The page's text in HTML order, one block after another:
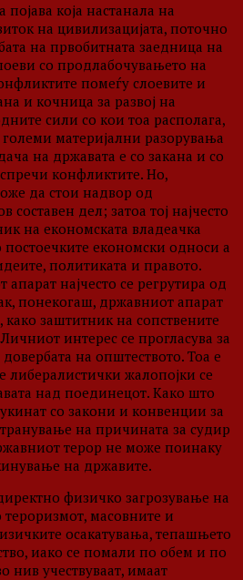
која настанала на
на цивилизацијата, поточно
на првобитната заедница на
со продлабочувањето на
помеѓу слоевите и
и кочница за развој на
сили со кои тоа располага,
големи материјални разорувања
на државата е со закана и со
конфликтите. Но,
да стои надвор од
составен дел; затоа тој најчесто
на економската владеачка
постоечките економски односи а
политиката и правото.
најчесто се регрутира од
понекогаш, државниот апарат
како заштитник на сопствените
интерес се прогласува за
на општеството. Тоа е
либералистички жалопојки се
над поединецот. Како што
со закони и конвенции за
на причината за судир
терор не може поинаку
на државите.
физичко загрозување на
тероризмот, масовните и
осакатувања, тепашњето
иако се помали по обем и по
нив учествуваат, имаат